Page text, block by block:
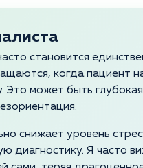
становится
когда пациент
может быть
снижает уровень
диагностику. Я часто